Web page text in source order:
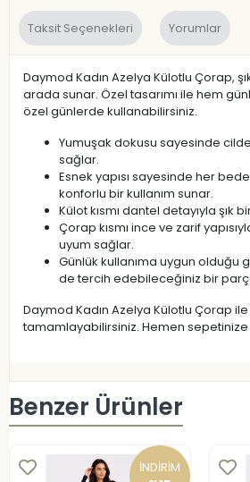
Taksit Seçenekleri Yorumlar
Daymod Kadın Azelya Külotlu Çorap,
arada sunar. Özel tasarımı ile hem
özel günlerde kullanabilirsiniz.
Yumuşak dokusu sayesinde
sağlar.
Esnek yapısı sayesinde her
konforlu bir kullanım sunar.
Külot kısmı dantel detayıyla şık
Çorap kısmı ince ve zarif
uyum sağlar.
Günlük kullanıma uygun olduğu
de tercih edebileceğiniz bir
Daymod Kadın Azelya Külotlu Çorap ile
tamamlayabilirsiniz. Hemen
Benzer Ürünler
İNDİRİM